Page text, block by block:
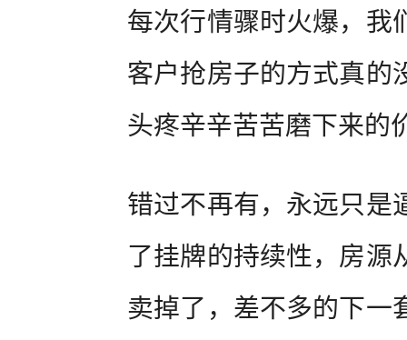
每次行情骤时火爆，我
客户抢房子的方式真的
头疼辛辛苦苦磨下来的
错过不再有，永远只是
了挂牌的持续性，房源
卖掉了，差不多的下一